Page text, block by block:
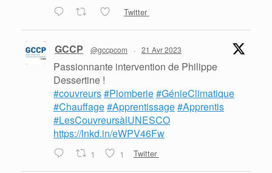
Twitter
GCCP @gccpcom · 21 Avr 2023
Passionnante intervention de Philippe
Dessertine !
#couvreurs#Plomberie#GénieClimatique
#Chauffage#Apprentissage#Apprentis
#LesCouvreursàlUNESCO
https://lnkd.in/eWPV46Fw
1 1 Twitter